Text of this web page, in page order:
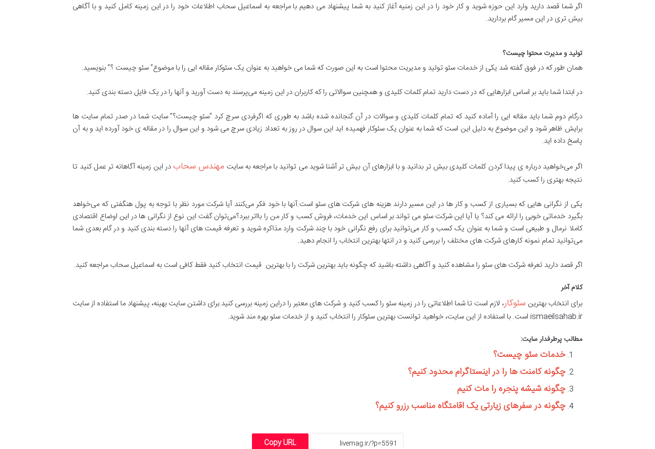
اگر شما قصد دارید وارد این حوزه شوید و کار خود را در این زمنیه آغاز کنید به شما پیشنهاد می ‌دهیم با مراجعه به اسماعیل سحاب اطلاعات خود را در این زمینه کامل کنید و با آگاهی
بیش تری در این مسیر گام بردارید.
تولید و مدیرت محتوا چیست؟
همان طور که در فوق گفته شد یکی از خدمات سئو تولید و مدیریت محتوا است به این صورت که شما می ‌خواهید به عنوان یک سئوکار مقاله ایی را با موضوع” سئو چیست ؟” بنویسید.
در ابتدا شما باید بر اساس ابزارهایی که در دست دارید تمام کلمات کلیدی و همچنین سوالاتی را که کاربران در این زمینه می‌پرسند به دست آورید و آنها را در یک فایل دسته بندی کنید.
درگام دوم شما باید مقاله ایی را آماده کنید که تمام کلمات کلیدی و سوالات در آن گنجانده شده باشد به طوری که اگرفردی سرچ کرد “سئو چیست؟” سایت شما در صدر تمام سایت ها
برایش ظاهر شود و این موضوع به دلیل این است که شما به عنوان یک سئوکار فهمیده اید این سوال در روز به تعداد زیادی سرچ می شود و این سوال را در مقاله ی خود آورده اید و به آن
پاسخ داده اید.
اگر می‌خواهید درباره ی پیدا کردن کلمات کلیدی بیش تر بدانید و با ابزارهای آن بیش تر آشنا شوید می توانید با مراجعه به سایت مهندس سحاب در این زمینه آگاهانه تر عمل کنید تا
نتیجه بهتری را کسب کنید.
یکی از نگرانی هایی که بسیاری از کسب و کار ها در این مسیر دارند هزینه های شرکت های سئو است.آنها با خود فکر می‌کنند آیا شرکت مورد نظر با توجه به پول هنگفتی که می‌خواهد
بگیرد خدماتی خوبی را ارائه می کند؟ یا آیا این شرکت سئو می تواند بر اساس این خدمات، فروش کسب و کار من را بااتر ببرد؟می‌توان گفت این نوع از نگرانی ها در این اوضاع اقتصادی
کاملا نرمال و طبیعی است و شما به عنوان یک کسب و کار می‌توانید برای رفع نگرانی خود با چند شرکت وارد مذاکره شوید و تعرفه قیمت های آنها را دسته بندی کنید و در گام بعدی شما
می‌توانید تمام نمونه کارهای شرکت های مختلف را بررسی کنید و در انتها بهترین انتخاب را انجام دهید.
اگر قصد دارید تعرفه شرکت های سئو را مشاهده کنید و آگاهی داشته باشید که چگونه باید بهترین شرکت را با بهترین قیمت انتخاب کنید فقط کافی است به اسماعیل سحاب مراجعه کنید.
کلام آخر
برای انتخاب بهترین سئوکار، لازم است تا شما اطلاعاتی را در زمینه سئو را کسب کنید و شرکت های معتبر را دراین زمینه بررسی کنید.برای داشتن سایت بهینه، پیشنهاد ما استفاده از سایت
ismaeilsahab.ir است. با استفاده از این سایت، خواهید توانست بهترین سئوکار را انتخاب کنید و از خدمات سئو بهره مند شوید.
مطالب پرطرفدار سایت:
خدمات سئو چیست؟
چگونه کامنت ها را در اینستاگرام محدود کنیم؟
چگونه شیشه پنجره را مات کنیم
چگونه در سفرهای زیارتی یک اقامتگاه مناسب رزرو کنیم؟
Copy URL